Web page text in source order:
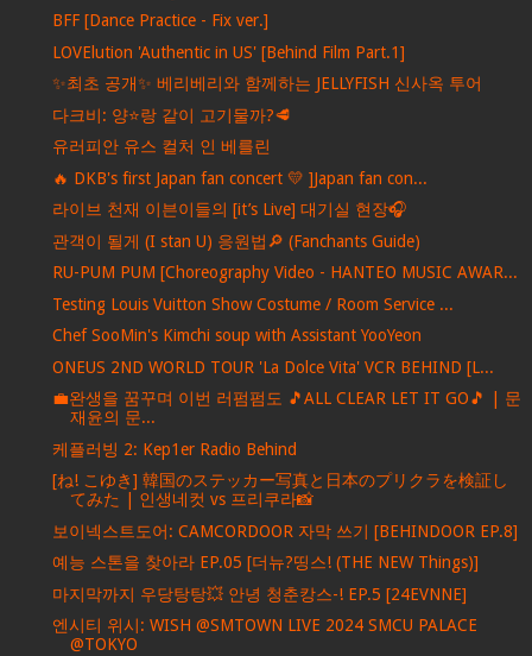
BFF [Dance Practice - Fix ver.]
LOVElution 'Authentic in US' [Behind Film Part.1]
✨최초 공개✨ 베리베리와 함께하는 JELLYFISH 신사옥 투어
다크비: 양⭐️랑 같이 고기물까?🥩
유러피안 유스 컬처 인 베를린
🔥 DKB's first Japan fan concert 💛 ]Japan fan con...
라이브 천재 이븐이들의 [it’s Live] 대기실 현장🎧
관객이 될게 (I stan U) 응원법🔎 (Fanchants Guide)
RU-PUM PUM [Choreography Video - HANTEO MUSIC AWAR...
Testing Louis Vuitton Show Costume / Room Service ...
Chef SooMin's Kimchi soup with Assistant YooYeon
ONEUS 2ND WORLD TOUR 'La Dolce Vita' VCR BEHIND [L...
💼완생을 꿈꾸며 이번 러펌펌도 🎵ALL CLEAR LET IT GO🎵 | 문
재윤의 문...
케플러빙 2: Kep1er Radio Behind
[ね! こゆき] 韓国のステッカー写真と日本のプリクラを検証し
てみた | 인생네컷 vs 프리쿠라📸
보이넥스트도어: CAMCORDOOR 자막 쓰기 [BEHINDOOR EP.8]
예능 스톤을 찾아라 EP.05 [더뉴?띵스! (THE NEW Things)]
마지막까지 우당탕탕💥 안녕 청춘캉스-! EP.5 [24EVNNE]
엔시티 위시: WISH @SMTOWN LIVE 2024 SMCU PALACE
@TOKYO